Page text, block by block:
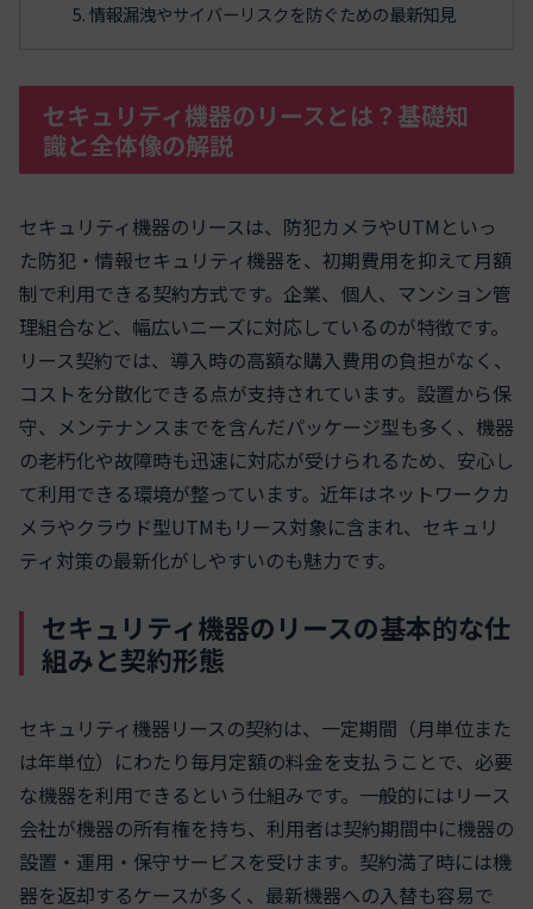
情報漏洩やサイバーリスクを防ぐための最新知見
セキュリティ機器のリースとは？基礎知
識と全体像の解説
セキュリティ機器のリースは、防犯カメラやUTMといっ
た防犯・情報セキュリティ機器を、初期費用を抑えて月額
制で利用できる契約方式です。企業、個人、マンション管
理組合など、幅広いニーズに対応しているのが特徴です。
リース契約では、導入時の高額な購入費用の負担がなく、
コストを分散化できる点が支持されています。設置から保
守、メンテナンスまでを含んだパッケージ型も多く、機器
の老朽化や故障時も迅速に対応が受けられるため、安心し
て利用できる環境が整っています。近年はネットワークカ
メラやクラウド型UTMもリース対象に含まれ、セキュリ
ティ対策の最新化がしやすいのも魅力です。
セキュリティ機器のリースの基本的な仕
組みと契約形態
セキュリティ機器リースの契約は、一定期間（月単位また
は年単位）にわたり毎月定額の料金を支払うことで、必要
な機器を利用できるという仕組みです。一般的にはリース
会社が機器の所有権を持ち、利用者は契約期間中に機器の
設置・運用・保守サービスを受けます。契約満了時には機
器を返却するケースが多く、最新機器への入替も容易で